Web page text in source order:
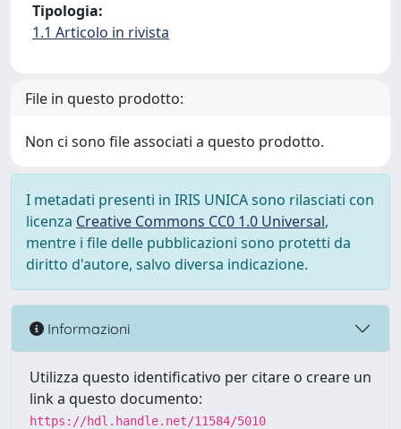
Tipologia:
1.1 Articolo in rivista
File in questo prodotto:
Non ci sono file associati a questo prodotto.
I metadati presenti in IRIS UNICA sono rilasciati con
licenza Creative Commons CC0 1.0 Universal,
mentre i file delle pubblicazioni sono protetti da
diritto d'autore, salvo diversa indicazione.
Informazioni
Utilizza questo identificativo per citare o creare un
link a questo documento:
https://hdl.handle.net/11584/5010